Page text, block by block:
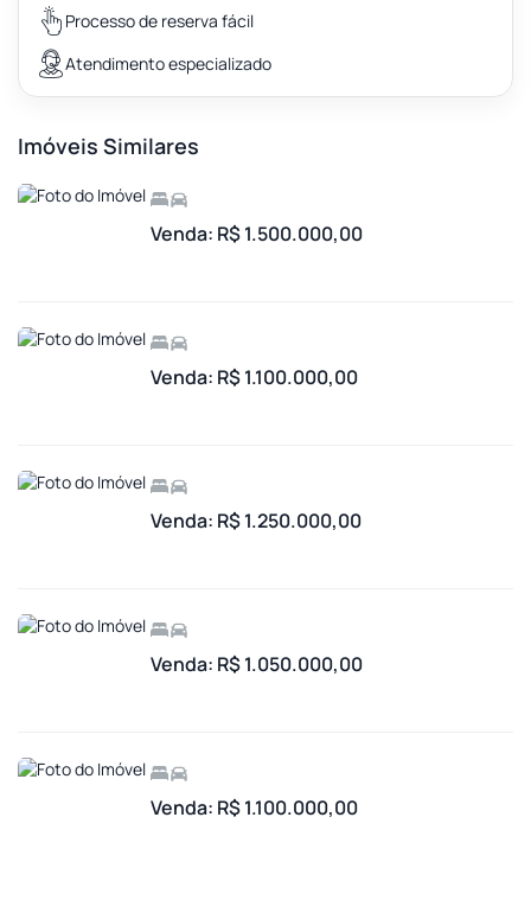
Processo de reserva fácil
Atendimento especializado
Imóveis Similares
Venda: R$ 1.500.000,00
Venda: R$ 1.100.000,00
Venda: R$ 1.250.000,00
Venda: R$ 1.050.000,00
Venda: R$ 1.100.000,00